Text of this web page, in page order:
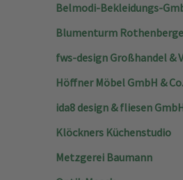
Belmodi-Bekleidungs-
Blumenturm
fws-design Großhandel &
Höffner Möbel GmbH &
ida8 design & fliesen
Klöckners Küchenstudio
Metzgerei Baumann